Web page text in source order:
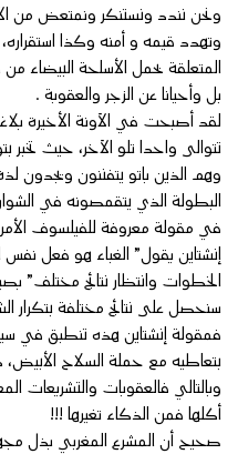
ونحن نندد ونستنكر ونمتعض من
وتهدد قيمه و أمنه وكذا استقراره،
المتعلقة بحمل الأسلحة البيضاء من
بل وأحيانا عن الزجر والعقوبة .
لقد أصبحت في الآونة الأخيرة
تتوالى واحدا تلو الآخر، حيث
وهم الذين باتو يتفننون ويجدون
البطولة الذي يتقمصونه في
في مقولة معروفة للفيلسوف
إنشتاين يقول” الغباء هو فعل
الخطوات وانتظار نتائج مختلف”
سنحصل على نتائج مختلفة بتكرار
فمقولة إنشتاين هذه تنطبق في
بتعاطيه مع حملة السلاح
وبالتالي فالعقوبات
أكلها فمن الذكاء تغيرها !!!
صحيح أن المشرع المغربي بذل